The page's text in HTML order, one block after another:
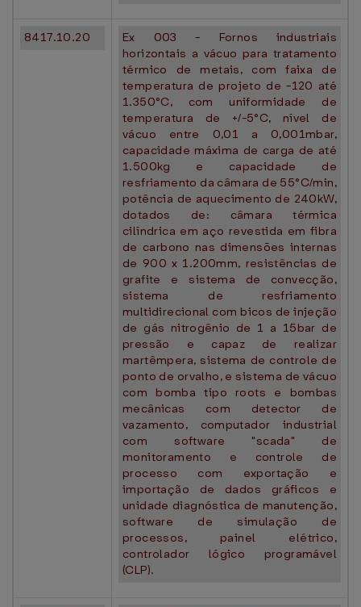
8417.10.20
Ex 003 - Fornos industriais
horizontais a vácuo para tratamento
térmico de metais, com faixa de
temperatura de projeto de -120 até
1.350°C, com uniformidade de
temperatura de +/-5°C, nível de
vácuo entre 0,01 a 0,001mbar,
capacidade máxima de carga de até
1.500kg e capacidade de
resfriamento da câmara de 55°C/min,
potência de aquecimento de 240kW,
dotados de: câmara térmica
cilíndrica em aço revestida em fibra
de carbono nas dimensões internas
de 900 x 1.200mm, resistências de
grafite e sistema de convecção,
sistema de resfriamento
multidirecional com bicos de injeção
de gás nitrogênio de 1 a 15bar de
pressão e capaz de realizar
martêmpera, sistema de controle de
ponto de orvalho, e sistema de vácuo
com bomba tipo roots e bombas
mecânicas com detector de
vazamento, computador industrial
com software "scada" de
monitoramento e controle de
processo com exportação e
importação de dados gráficos e
unidade diagnóstica de manutenção,
software de simulação de
processos, painel elétrico,
controlador lógico programável
(CLP).